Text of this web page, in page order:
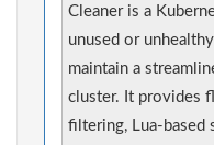
Cleaner is a
unused or
maintain a
cluster. It provides
filtering, Lua-based